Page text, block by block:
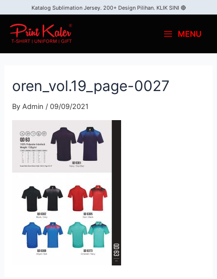
Katalog Sublimation Jersey. 200+ Design Pilihan. KLIK SINI 🔴
MENU
oren_vol.19_page-0027
ByAdmin / 09/09/2021